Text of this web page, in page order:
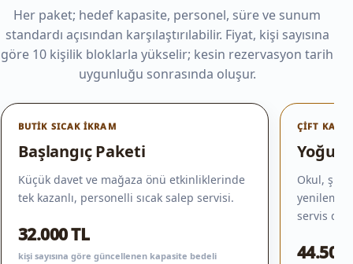
Her paket; hedef kapasite, personel, süre ve sunum
standardı açısından karşılaştırılabilir. Fiyat, kişi sayısına
göre 10 kişilik bloklarla yükselir; kesin rezervasyon tarih
uygunluğu sonrasında oluşur.
BUTIK SICAK İKRAM
Başlangıç Paketi
Küçük davet ve mağaza önü etkinliklerinde
tek kazanlı, personelli sıcak salep servisi.
32.000 TL
kişi sayısına göre güncellenen kapasite bedeli
ÇIFT
Yoğun
Okul,
servis
44.500